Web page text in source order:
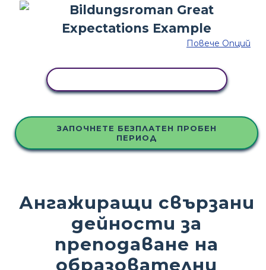
Повече Опций
ЗАПОЧНЕТЕ БЕЗПЛАТЕН ПРОБЕН
ПЕРИОД
Ангажиращи свързани
дейности за
преподаване на
образователни